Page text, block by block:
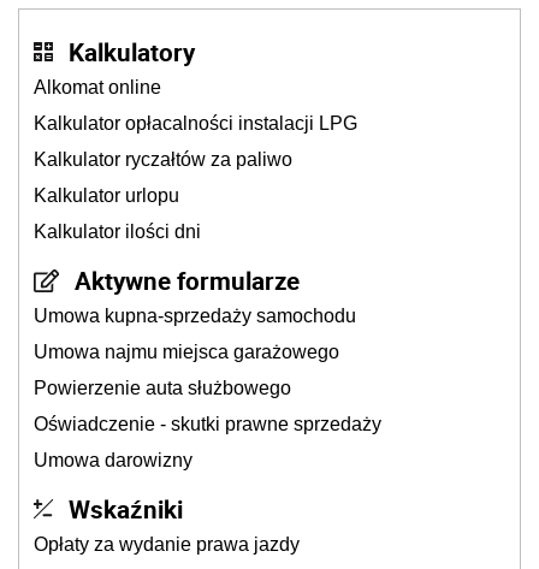
Kalkulatory
Alkomat online
Kalkulator opłacalności instalacji LPG
Kalkulator ryczałtów za paliwo
Kalkulator urlopu
Kalkulator ilości dni
Aktywne formularze
Umowa kupna-sprzedaży samochodu
Umowa najmu miejsca garażowego
Powierzenie auta służbowego
Oświadczenie - skutki prawne sprzedaży
Umowa darowizny
Wskaźniki
Opłaty za wydanie prawa jazdy